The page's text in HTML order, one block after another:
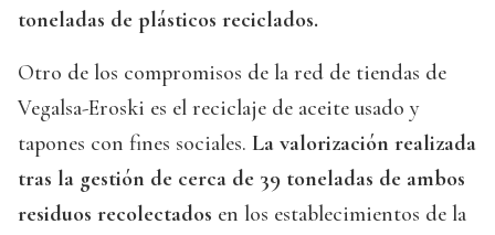
toneladas de plásticos reciclados.
Otro de los compromisos de la red de tiendas de
Vegalsa-Eroski es el reciclaje de aceite usado y
tapones con fines sociales. La valorización realizada
tras la gestión de cerca de 39 toneladas de ambos
residuos recolectados en los establecimientos de la